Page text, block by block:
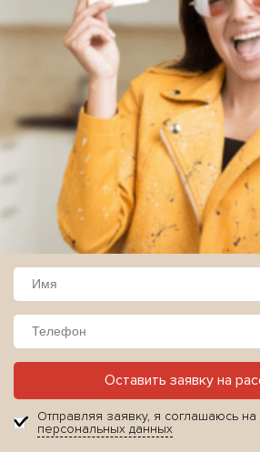
Оставить заявку на
Отправляя заявку, я соглашаюсь на
персональных данных